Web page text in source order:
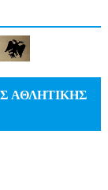
ΑΘΛΗΤΙΚΗΣ